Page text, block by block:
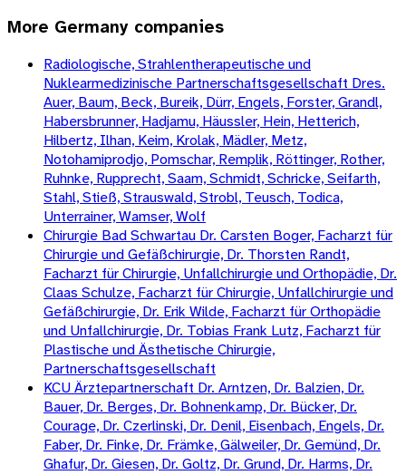
More Germany companies
Radiologische, Strahlentherapeutische und
Nuklearmedizinische Partnerschaftsgesellschaft Dres.
Auer, Baum, Beck, Bureik, Dürr, Engels, Forster, Grandl,
Habersbrunner, Hadjamu, Häussler, Hein, Hetterich,
Hilbertz, Ilhan, Keim, Krolak, Mädler, Metz,
Notohamiprodjo, Pomschar, Remplik, Röttinger, Rother,
Ruhnke, Rupprecht, Saam, Schmidt, Schricke, Seifarth,
Stahl, Stieß, Strauswald, Strobl, Teusch, Todica,
Unterrainer, Wamser, Wolf
Chirurgie Bad Schwartau Dr. Carsten Boger, Facharzt für
Chirurgie und Gefäßchirurgie, Dr. Thorsten Randt,
Facharzt für Chirurgie, Unfallchirurgie und Orthopädie, Dr.
Claas Schulze, Facharzt für Chirurgie, Unfallchirurgie und
Gefäßchirurgie, Dr. Erik Wilde, Facharzt für Orthopädie
und Unfallchirurgie, Dr. Tobias Frank Lutz, Facharzt für
Plastische und Ästhetische Chirurgie,
Partnerschaftsgesellschaft
KCU Ärztepartnerschaft Dr. Arntzen, Dr. Balzien, Dr.
Bauer, Dr. Berges, Dr. Bohnenkamp, Dr. Bücker, Dr.
Courage, Dr. Czerlinski, Dr. Denil, Eisenbach, Engels, Dr.
Faber, Dr. Finke, Dr. Främke, Gälweiler, Dr. Gemünd, Dr.
Ghafur, Dr. Giesen, Dr. Goltz, Dr. Grund, Dr. Harms, Dr.